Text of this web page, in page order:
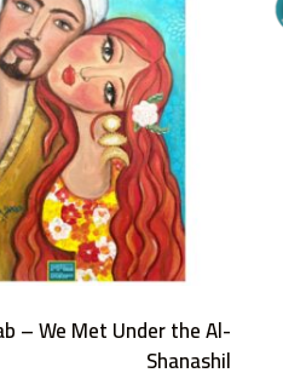
– We Met Under the Al-
Shanashil